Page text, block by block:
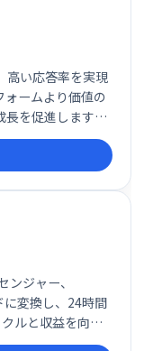
高い応答率を実現
ームより価値の
長を促進します。
ンゲージメントを
実現しましょ
ジャー、
変換し、24時間
ルと収益を向上